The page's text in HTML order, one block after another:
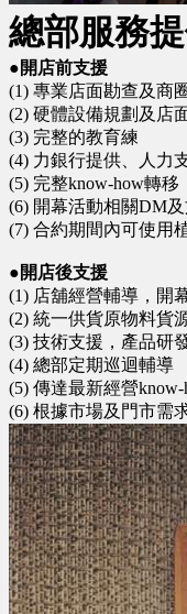
總部服務
●開店前支援
(1) 專業店面勘查及商
(2) 硬體設備規劃及店
(3) 完整的教育練
(4) 力銀行提供、人力
(5) 完整know-how轉移
(6) 開幕活動相關DM
(7) 合約期間內可使用
●開店後支援
(1) 店舖經營輔導，開
(2) 統一供貨原物料貨
(3) 技術支援，產品研
(4) 總部定期巡迴輔導
(5) 傳達最新經營
(6) 根據市場及門市需